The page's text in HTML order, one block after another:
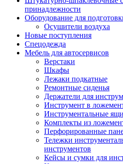
принадлежности
Оборудование для
Осушители воздуха
Новые поступления
Спецодежда
Мебель для автосервисов
Верстаки
Шкафы
Лежаки подкатные
Ремонтные сиденья
Держатели для
Инструмент в
Инструментальные
Комплекты из
Перфорированные
Тележки
инструментов
Кейсы и сумки для